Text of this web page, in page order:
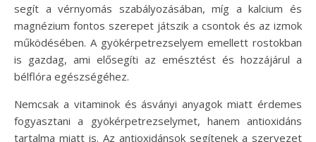
segít a vérnyomás szabályozásában, míg a kalcium és
magnézium fontos szerepet játszik a csontok és az izmok
működésében. A gyökérpetrezselyem emellett rostokban
is gazdag, ami elősegíti az emésztést és hozzájárul a
bélflóra egészségéhez.
Nemcsak a vitaminok és ásványi anyagok miatt érdemes
fogyasztani a gyökérpetrezselymet, hanem antioxidáns
tartalma miatt is. Az antioxidánsok segítenek a szervezet